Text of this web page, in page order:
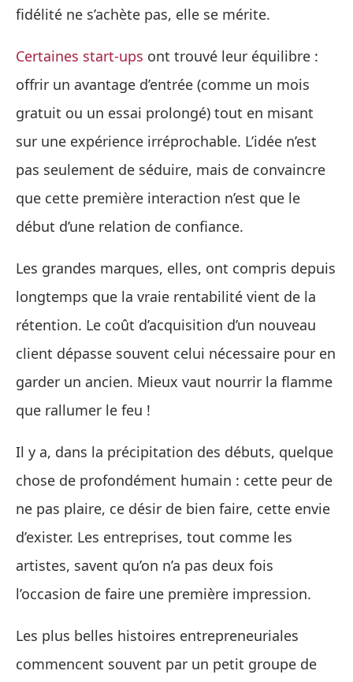
fidélité ne s’achète pas, elle se mérite.
Certaines start-ups ont trouvé leur équilibre :
offrir un avantage d’entrée (comme un mois
gratuit ou un essai prolongé) tout en misant
sur une expérience irréprochable. L’idée n’est
pas seulement de séduire, mais de convaincre
que cette première interaction n’est que le
début d’une relation de confiance.
Les grandes marques, elles, ont compris depuis
longtemps que la vraie rentabilité vient de la
rétention. Le coût d’acquisition d’un nouveau
client dépasse souvent celui nécessaire pour en
garder un ancien. Mieux vaut nourrir la flamme
que rallumer le feu !
Il y a, dans la précipitation des débuts, quelque
chose de profondément humain : cette peur de
ne pas plaire, ce désir de bien faire, cette envie
d’exister. Les entreprises, tout comme les
artistes, savent qu’on n’a pas deux fois
l’occasion de faire une première impression.
Les plus belles histoires entrepreneuriales
commencent souvent par un petit groupe de